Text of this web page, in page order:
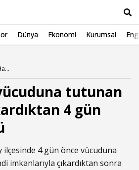
Dünya Ekonomi Kurumsal
Gündem Haberleri
tutunan
4 gün
ilçesinde 4 gün önce vücuduna
imkanlarıyla çıkardıktan sonra